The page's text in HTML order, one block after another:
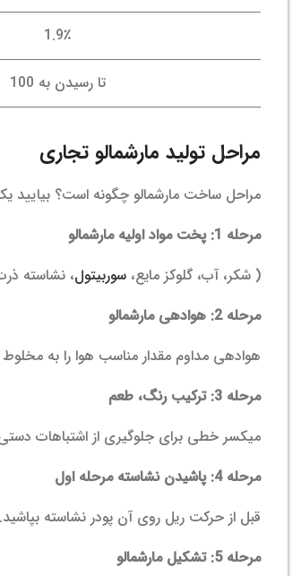
1.9٪
تا رسیدن به 100
مراحل تولید مارشمالو تجاری
مراحل ساخت مارشمالو چگونه است؟ بیایید
مرحله 1: پخت مواد اولیه مارشمالو
( شکر، آب، گلوکز مایع، سوربیتول، نشاسته
مرحله 2: هوادهی مارشمالو
هوادهی مداوم مقدار مناسب هوا را به
مرحله 3: ترکیب رنگ، طعم
میکسر خطی برای جلوگیری از اشتباهات دستی برای هر نسبت.
مرحله 4: پاشیدن نشاسته مرحله اول
قبل از حرکت ریل روی آن پودر نشاسته
مرحله 5: تشکیل مارشمالو